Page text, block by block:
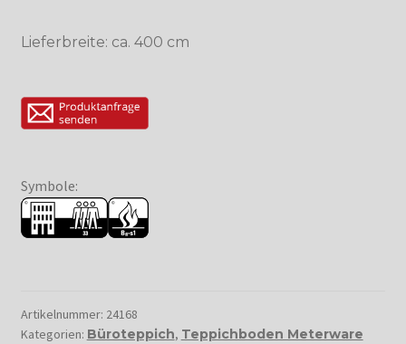
Lieferbreite: ca. 400 cm
Symbole:
Artikelnummer: 24168
Kategorien: Büroteppich, Teppichboden Meterware